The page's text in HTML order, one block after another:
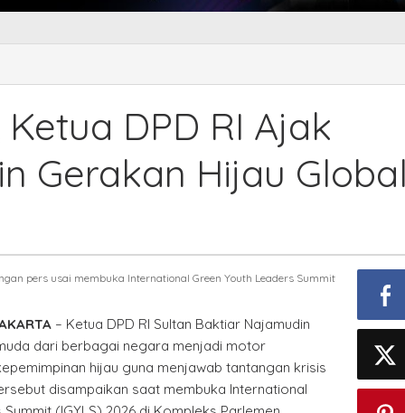
Ketua DPD RI Ajak
Gerakan Hijau
pers usai membuka International Green Youth Leaders Summit
– Ketua DPD RI Sultan Baktiar Najamudin
dari berbagai negara menjadi motor
hijau guna menjawab tantangan krisis
disampaikan saat membuka International